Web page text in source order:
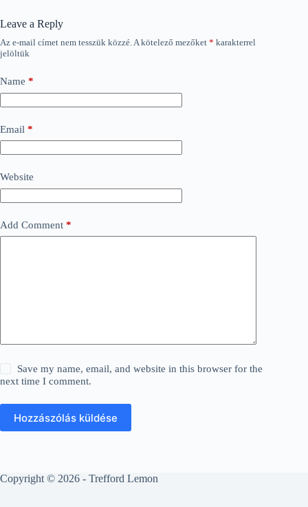
Leave a Reply
Az e-mail címet nem tesszük közzé.A kötelező mezőket * karakterrel
jelöltük
Name *
Email *
Website
Add Comment *
Save my name, email, and website in this browser for the
next time I comment.
Hozzászólás küldése
Copyright © 2026 - Trefford Lemon